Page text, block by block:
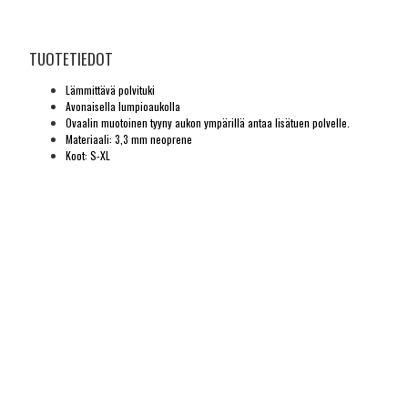
TUOTETIEDOT
Lämmittävä polvituki
Avonaisella lumpioaukolla
Ovaalin muotoinen tyyny aukon ympärillä antaa lisätuen polvelle.
Materiaali: 3,3 mm neoprene
Koot: S-XL